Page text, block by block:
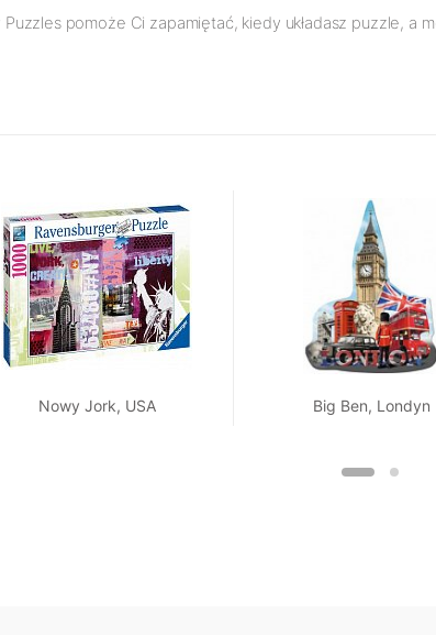
pomoże Ci zapamiętać, kiedy układasz puzzle,
Nowy Jork, USA Big Ben, Londyn